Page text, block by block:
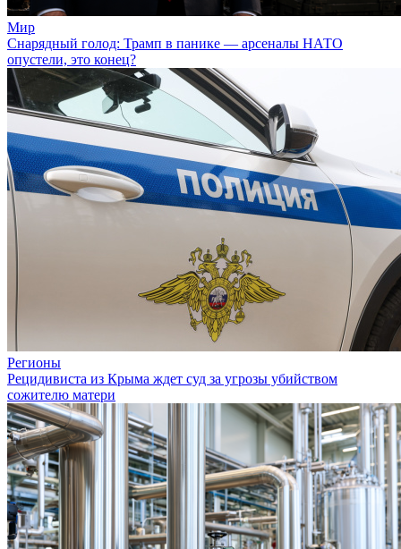
Мир
Снарядный голод: Трамп в панике — арсеналы НАТО
опустели, это конец?
Регионы
Рецидивиста из Крыма ждет суд за угрозы убийством
сожителю матери